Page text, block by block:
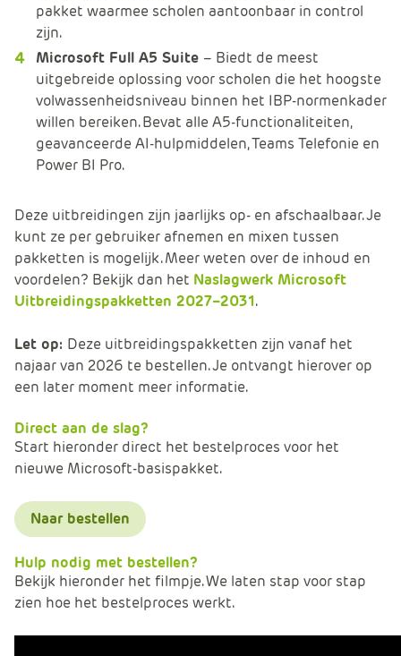
pakket waarmee scholen aantoonbaar in control
zijn.
Microsoft Full A5 Suite – Biedt de meest
uitgebreide oplossing voor scholen die het hoogste
volwassenheidsniveau binnen het IBP-normenkader
willen bereiken. Bevat alle A5-functionaliteiten,
geavanceerde AI-hulpmiddelen, Teams Telefonie en
Power BI Pro.
Deze uitbreidingen zijn jaarlijks op- en afschaalbaar. Je
kunt ze per gebruiker afnemen en mixen tussen
pakketten is mogelijk. Meer weten over de inhoud en
voordelen? Bekijk dan het Naslagwerk Microsoft
Uitbreidingspakketten 2027–2031.
Let op: Deze uitbreidingspakketten zijn vanaf het
najaar van 2026 te bestellen. Je ontvangt hierover op
een later moment meer informatie.
Direct aan de slag?
Start hieronder direct het bestelproces voor het
nieuwe Microsoft-basispakket.
Naar bestellen
Hulp nodig met bestellen?
Bekijk hieronder het filmpje. We laten stap voor stap
zien hoe het bestelproces werkt.